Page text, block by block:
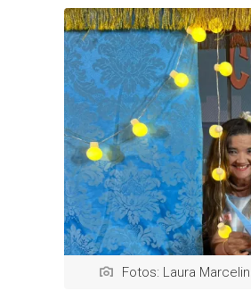
Fotos: Laura